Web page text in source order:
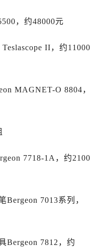
湖北省武汉市江汉区解放大道686号世界贸易大厦38层09室帝舵售后服务中心（需提前预约）
福建省泉州市丰泽区宝洲路729号浦西万达中心写字楼A座7楼709室帝舵售后服务中心（需提前预约）
云南省昆明市盘龙区北京路928号同德昆明广场写字楼10层06室帝舵售后服务中心（需提前预约）
海南省海口市龙华区金贸东路5号海口华润大厦B座17层1707室帝舵售后服务中心（需提前预约）
呼和浩特市玉泉区大学西街70号华润万象城写字楼（鄂尔多斯大厦）23层2326室帝舵售后服务中心（需提前预约）
，约48000元
II，约11000
MAGNET-O 8804，
7718-1A，约2100
Bergeon 7013系列，
Bergeon 7812，约